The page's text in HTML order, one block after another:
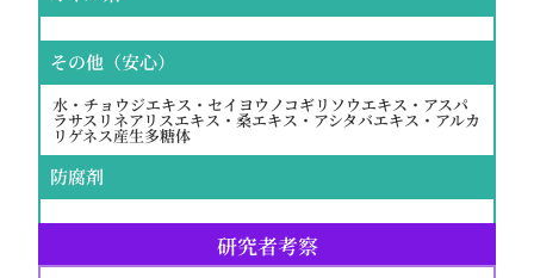
その他（安心）
水・チョウジエキス・セイヨウノコギリソウエキス・アスパ
ラサスリネアリスエキス・桑エキス・アシタバエキス・アルカ
リゲネス産生多糖体
防腐剤
研究者考察